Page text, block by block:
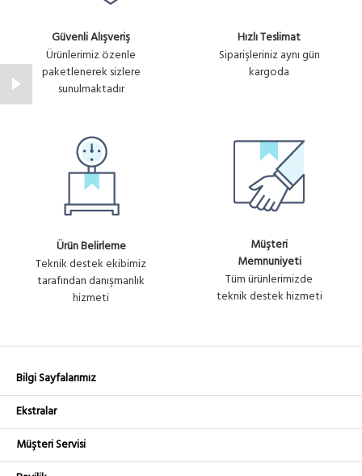
Güvenli Alışveriş
Ürünlerimiz özenle
paketlenerek sizlere
sunulmaktadır
Hızlı Teslimat
Siparişleriniz aynı gün
kargoda
Ürün Belirleme
Teknik destek ekibimiz
tarafından danışmanlık
hizmeti
Müşteri
Memnuniyeti
Tüm ürünlerimizde
teknik destek hizmeti
Bilgi Sayfalarımız
Ekstralar
Müşteri Servisi